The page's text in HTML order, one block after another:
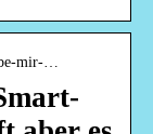
mir-…